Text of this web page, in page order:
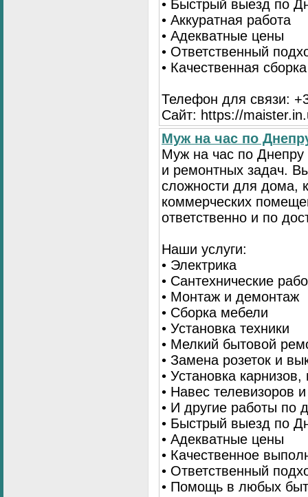
• Быстрый выезд по
• Аккуратная работа
• Адекватные цены
• Ответственный
• Качественная
Телефон для связи:
Сайт: https://
Муж на час по
Муж на час по
и ремонтных задач.
сложности для дома,
коммерческих
ответственно и по
Наши услуги:
• Электрика
• Сантехнические
• Монтаж и демонтаж
• Сборка мебели
• Установка техники
• Мелкий бытовой
• Замена розеток и
• Установка
• Навес телевизоров
• И другие работы по
• Быстрый выезд по
• Адекватные цены
• Качественное
• Ответственный
• Помощь в любых